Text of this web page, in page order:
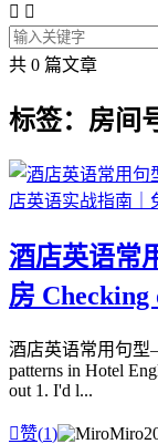
 
共 0 篇文章
标签：房间
酒店英语常
房 Checking
酒店英语常用句型
patterns in Hotel
out 1. I'd l...
赞(1) Miro